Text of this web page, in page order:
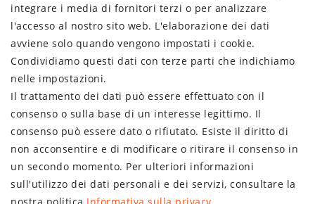
integrare i media di fornitori terzi o per analizzare
l'accesso al nostro sito web. L'elaborazione dei dati
avviene solo quando vengono impostati i cookie.
Condividiamo questi dati con terze parti che indichiamo
nelle impostazioni.
Il trattamento dei dati può essere effettuato con il
consenso o sulla base di un interesse legittimo. Il
consenso può essere dato o rifiutato. Esiste il diritto di
non acconsentire e di modificare o ritirare il consenso in
un secondo momento. Per ulteriori informazioni
sull'utilizzo dei dati personali e dei servizi, consultare la